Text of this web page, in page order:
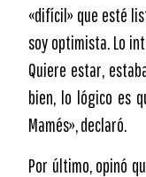
«difícil» que esté
soy optimista. Lo
Quiere estar,
bien, lo lógico es
Mamés», declaró.
Por último, opinó